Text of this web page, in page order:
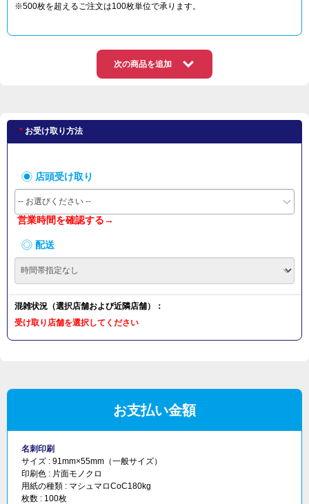
※500枚を超えるご注文は100枚単位で承ります。
次の商品を追加
お受け取り方法
店頭受け取り
-- お選びください --
営業時間を確認する→
配送
混雑状況（選択店舗および近隣店舗）：
受け取り店舗を選択してください
お支払い金額
名刺印刷
サイズ : 91mm×55mm（一般サイズ）
印刷色 : 片面モノクロ
用紙の種類 : マシュマロCoC180kg
枚数 : 100枚